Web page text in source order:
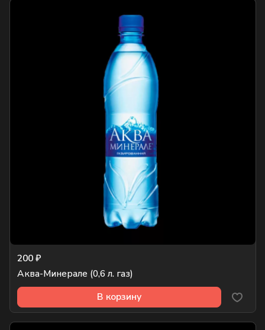
200 ₽
Аква-Минерале (0,6 л. газ)
В корзину